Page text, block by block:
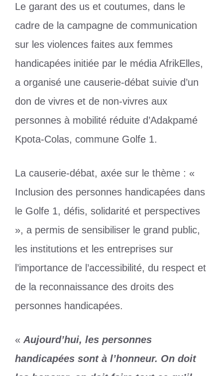
Le garant des us et coutumes, dans le
cadre de la campagne de communication
sur les violences faites aux femmes
handicapées initiée par le média AfrikElles,
a organisé une causerie-débat suivie d’un
don de vivres et de non-vivres aux
personnes à mobilité réduite d’Adakpamé
Kpota-Colas, commune Golfe 1.
La causerie-débat, axée sur le thème : «
Inclusion des personnes handicapées dans
le Golfe 1, défis, solidarité et perspectives
», a permis de sensibiliser le grand public,
les institutions et les entreprises sur
l’importance de l’accessibilité, du respect et
de la reconnaissance des droits des
personnes handicapées.
« Aujourd’hui, les personnes
handicapées sont à l’honneur. On doit